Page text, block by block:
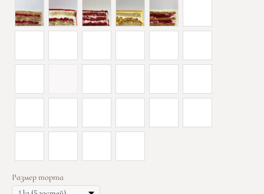
Размер торта